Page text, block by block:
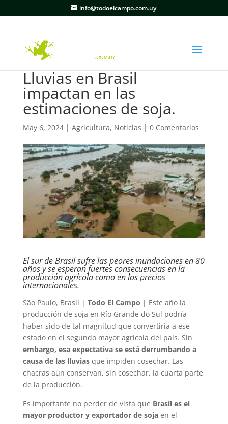
info@todoelcampo.com.uy
Lluvias en Brasil
impactan en las
estimaciones de soja.
May 6, 2024| Agricultura, Noticias | 0 Comentarios
El sur de Brasil sufre las peores inundaciones en 80
años y se esperan fuertes consecuencias en la
producción agrícola como en los precios
internacionales.
São Paulo, Brasil | Todo El Campo | Este año la
producción de soja en Río Grande do Sul podría
haber sido de tal magnitud que convertiría a ese
estado en el segundo mayor agrícola del país. Sin
embargo, esa expectativa se está derrumbando a
causa de las lluviasque impiden cosechar. Las
chacras aún conservan, sin cosechar, la cuarta parte
de la producción.
Es importante no perder de vista que Brasil es el
mayor productor y exportador de sojaen el